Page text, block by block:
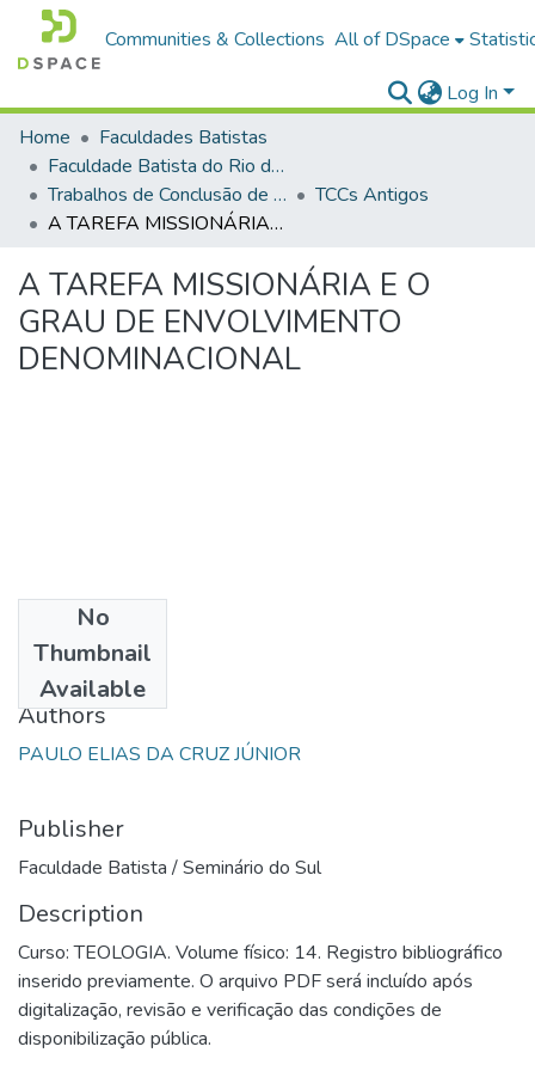
Communities & Collections All of DSpace
Log In
Home
Faculdades Batistas
Faculdade Batista do Rio de Janeiro (FABAT-RJ)
Trabalhos de Conclusão de Curso (TCC)
TCCs Antigos
A TAREFA MISSIONÁRIA E O GRAU DE ENVOLVIMENTO DENOMINACIONAL
A TAREFA MISSIONÁRIA E O
GRAU DE ENVOLVIMENTO
DENOMINACIONAL
No
Thumbnail
Available
1999
Authors
PAULO ELIAS DA CRUZ JÚNIOR
Publisher
Faculdade Batista / Seminário do Sul
Description
Curso: TEOLOGIA. Volume físico: 14. Registro bibliográfico
inserido previamente. O arquivo PDF será incluído após
digitalização, revisão e verificação das condições de
disponibilização pública.